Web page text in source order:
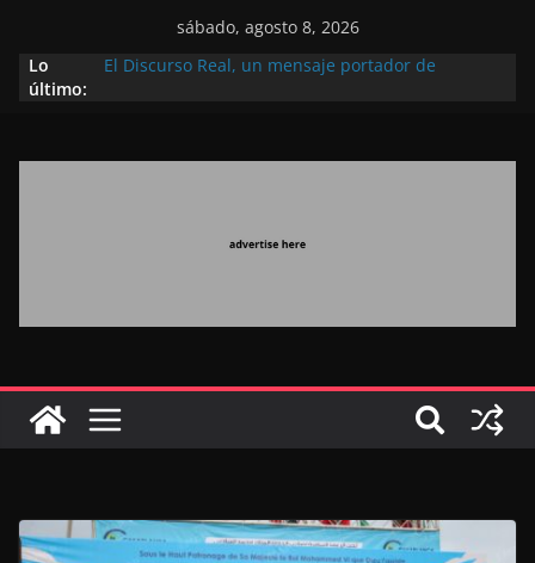
sábado, agosto 8, 2026
Lo
último:
El Discurso Real, un mensaje portador de
Extranjero: al servicio de los grandes proyectos de
Marruecos gracias a una visión estratégica
destinada a consolidar la posición de Marruecos
en una economía mundial competitiva (politólogo
marroquí-estadounidense)